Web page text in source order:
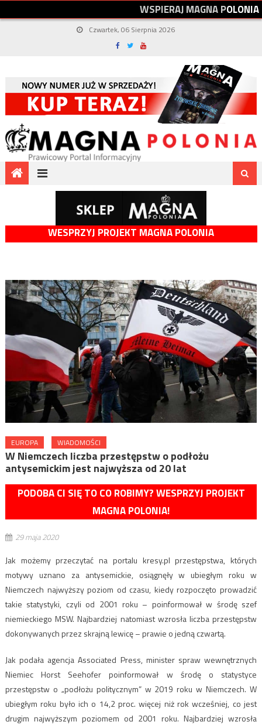
WSPIERAJMAGNAPOLONIA
Czwartek, 06 Sierpnia 2026
WESPRZYJ PROJEKT MAGNA POLONIA
EUROPA WIADOMOŚCI
W Niemczech liczba przestępstw o podłożu
antysemickim jest najwyższa od 20 lat
PODOBA CI SIĘ TO CO ROBIMY? WESPRZYJ PROJEKT
MAGNA POLONIA!
29 maja 2020
Jak możemy przeczytać na portalu kresy.pl przestępstwa, których
motywy uznano za antysemickie, osiągnęły w ubiegłym roku w
Niemczech najwyższy poziom od czasu, kiedy rozpoczęto prowadzić
takie statystyki, czyli od 2001 roku – poinformował w środę szef
niemieckiego MSW. Najbardziej natomiast wzrosła liczba przestępstw
dokonywanych przez skrajną lewicę – prawie o jedną czwartą.
Jak podała agencja Associated Press, minister spraw wewnętrznych
Niemiec Horst Seehofer poinformował w środę o statystyce
przestępstw o „podłożu politycznym” w 2019 roku w Niemczech. W
ubiegłym roku było ich o 14,2 proc. więcej niż rok wcześniej, co jest
drugim najwyższym poziomem od 2001 roku. Najbardziej wzrosła